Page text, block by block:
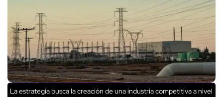
La estrategia busca la creación de una industria competitiva a nivel